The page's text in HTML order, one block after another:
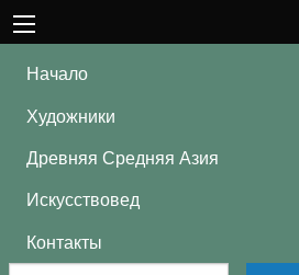
Начало
Художники
Древняя Средняя Азия
Искусствовед
Контакты